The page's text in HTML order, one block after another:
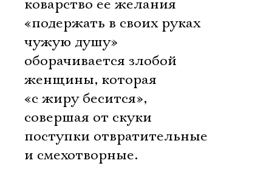
коварство ее желания
«подержать в своих руках
чужую душу»
оборачивается злобой
женщины, которая
«с жиру бесится»,
совершая от скуки
поступки отвратительные
и смехотворные.